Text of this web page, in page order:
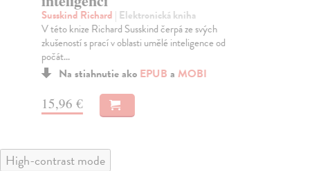
Susskind Richard | Elektronická kniha
V této knize Richard Susskind čerpá ze svých
zkušeností s prací v oblasti umělé inteligence od
počát...
Na stiahnutie ako EPUB a MOBI
15,96 €
High-contrast mode